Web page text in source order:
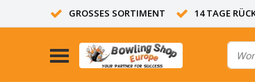
GROSSES SORTIMENT 14 TAGE